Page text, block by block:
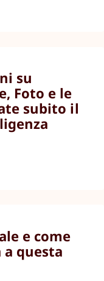
su
Foto e le
subito il
e come
questa